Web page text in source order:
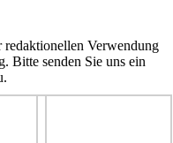
redaktionellen Verwendung
Bitte senden Sie uns ein